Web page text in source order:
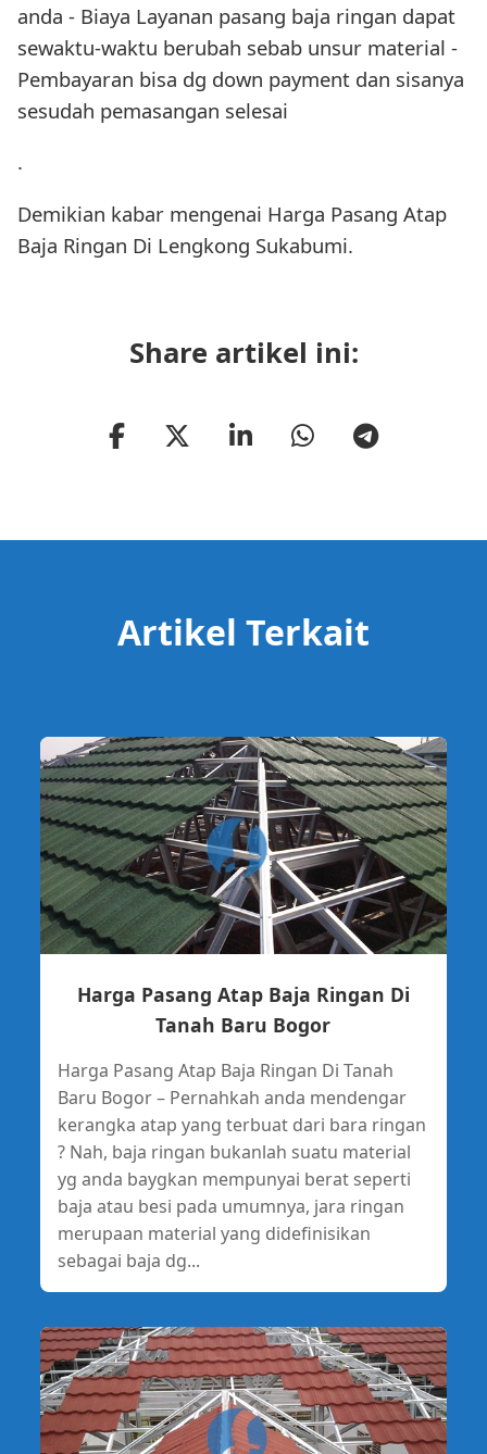
anda - Biaya Layanan pasang baja ringan dapat
sewaktu-waktu berubah sebab unsur material -
Pembayaran bisa dg down payment dan sisanya
sesudah pemasangan selesai
.
Demikian kabar mengenai Harga Pasang Atap
Baja Ringan Di Lengkong Sukabumi.
Share artikel ini:
Artikel Terkait
Harga Pasang Atap Baja Ringan Di
Tanah Baru Bogor
Harga Pasang Atap Baja Ringan Di Tanah
Baru Bogor – Pernahkah anda mendengar
kerangka atap yang terbuat dari bara ringan
? Nah, baja ringan bukanlah suatu material
yg anda baygkan mempunyai berat seperti
baja atau besi pada umumnya, jara ringan
merupaan material yang didefinisikan
sebagai baja dg...